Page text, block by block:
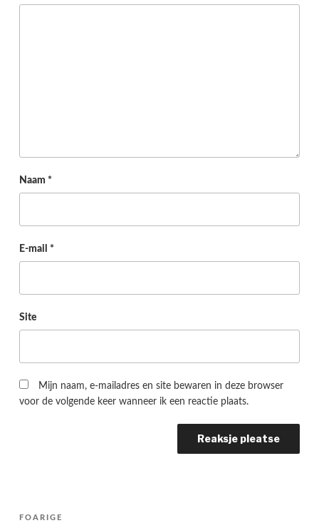
Naam *
E-mail *
Site
Mijn naam, e-mailadres en site bewaren in deze browser
voor de volgende keer wanneer ik een reactie plaats.
Berichtnavigatie
Folgjende
FOARIGE